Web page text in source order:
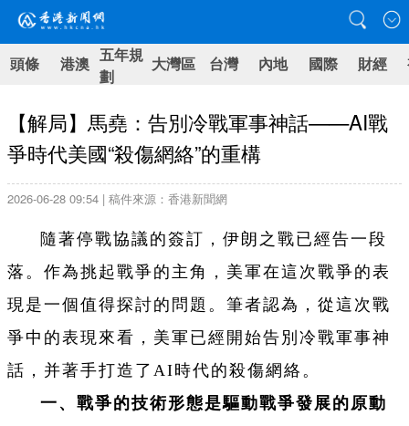
頭條 港澳 五年規
劃
大灣區 台灣 內地 國際 財經
【解局】馬堯：告別冷戰軍事神話——AI戰
爭時代美國“殺傷網絡”的重構
2026-06-28 09:54 | 稿件來源：香港新聞網
隨著停戰協議的簽訂，伊朗之戰已經告一段
落。作為挑起戰爭的主角，美軍在這次戰爭的表
現是一個值得探討的問題。筆者認為，從這次戰
爭中的表現來看，美軍已經開始告別冷戰軍事神
話，并著手打造了AI時代的殺傷網絡。
一、戰爭的技術形態是驅動戰爭發展的原動